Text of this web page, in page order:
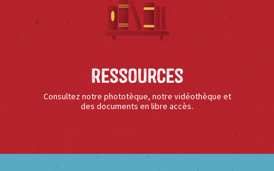
Ressources
Consultez notre phototèque, notre vidéothèque et
des documents en libre accès.